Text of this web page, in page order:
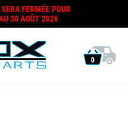
FERMÉE POUR
30 AOÛT 2026
0